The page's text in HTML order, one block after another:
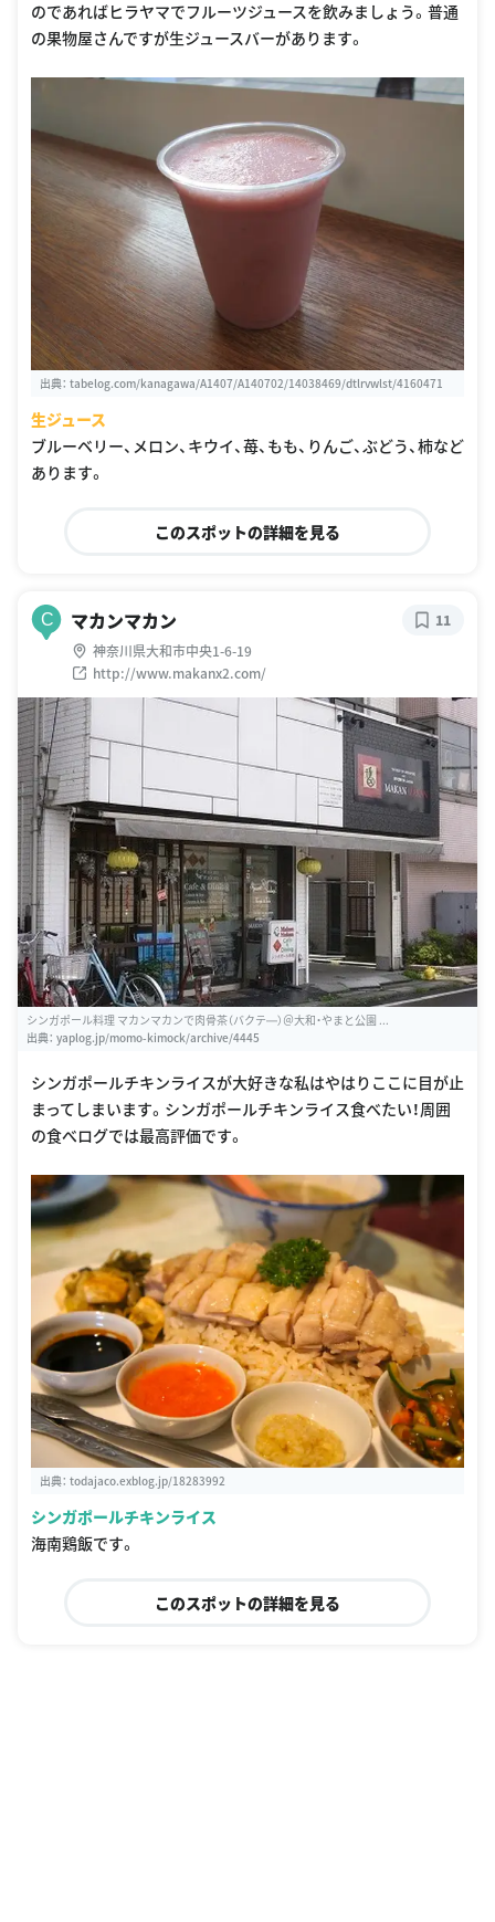
のであればヒラヤマでフルーツジュースを飲みましょう。普通
の果物屋さんですが生ジュースバーがあります。
出典： tabelog.com/kanagawa/A1407/A140702/14038469/dtlrvwlst/4160471
生ジュース
ブルーベリー、メロン、キウイ、苺、もも、りんご、ぶどう、柿など
あります。
このスポットの詳細を見る
C マカンマカン
神奈川県大和市中央1-6-19
http://www.makanx2.com/
11
シンガポール料理 マカンマカンで肉骨茶（バクテ―）＠大和・やまと公園 ...
出典： yaplog.jp/momo-kimock/archive/4445
シンガポールチキンライスが大好きな私はやはりここに目が止
まってしまいます。シンガポールチキンライス食べたい！周囲
の食べログでは最高評価です。
出典： todajaco.exblog.jp/18283992
シンガポールチキンライス
海南鶏飯です。
このスポットの詳細を見る